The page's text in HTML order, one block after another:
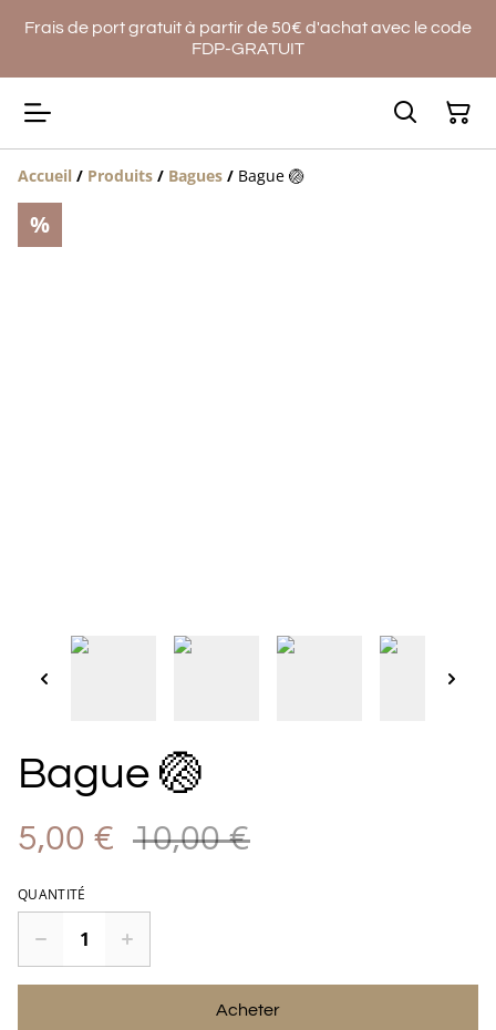
Frais de port gratuit à partir de 50€ d'achat avec le code
FDP-GRATUIT
Accueil / Produits / Bagues / Bague 🏐
%
Bague 🏐
5,00 € 10,00 €
QUANTITÉ
Acheter